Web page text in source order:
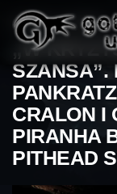
STRONA GŁÓWNA
„W
SZANSA”.
CRALON I
PIRANHA
PITHEAD